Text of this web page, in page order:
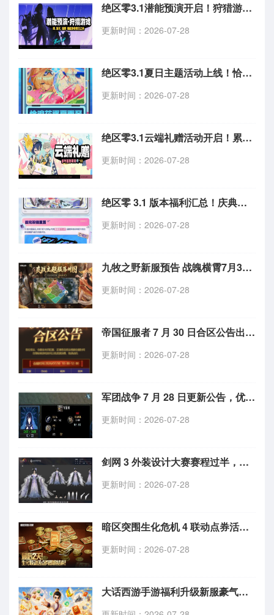
绝区零3.1潜能预演开启！狩猎游戏试玩关卡玩法详解
更新时间：2026-07-28
绝区零3.1夏日主题活动上线！恰浪花逐夏而至玩法情报一览
更新时间：2026-07-28
绝区零3.1云端礼赠活动开启！累计登录 7 天免费领加密母带
更新时间：2026-07-28
绝区零 3.1 版本福利汇总！庆典特惠与周年臻选活动上线
更新时间：2026-07-28
九牧之野新服预告 战魄横霄7月30日开启，落州阵容抢先揭晓
更新时间：2026-07-28
帝国征服者 7 月 30 日合区公告出炉，多服务器跨大区合并 10 点停机维护
更新时间：2026-07-28
军团战争 7 月 28 日更新公告，优化单位头像显示，修复全兵种技能数值 Bug
更新时间：2026-07-28
剑网 3 外装设计大赛赛程过半，海量绝美参赛作品抢先赏析
更新时间：2026-07-28
暗区突围生化危机 4 联动点券活动倒计时仅剩 2 天，限时点券 7.31 过期
更新时间：2026-07-28
大话西游手游福利升级新服豪气纵横 7.28 开服，海量仙玉鎏金宠免费领